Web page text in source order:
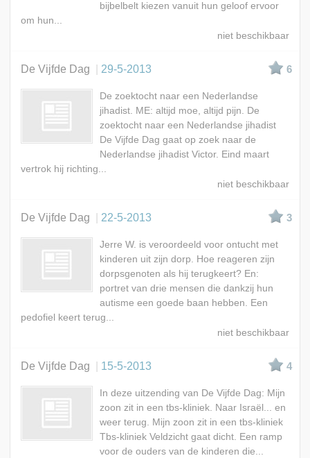
bijbelbelt kiezen vanuit hun geloof ervoor
om hun...
De Vijfde Dag 29-5-2013 6
De zoektocht naar een Nederlandse
jihadist. ME: altijd moe, altijd pijn. De
zoektocht naar een Nederlandse jihadist
De Vijfde Dag gaat op zoek naar de
Nederlandse jihadist Victor. Eind maart
vertrok hij richting...
De Vijfde Dag 22-5-2013 3
Jerre W. is veroordeeld voor ontucht met
kinderen uit zijn dorp. Hoe reageren zijn
dorpsgenoten als hij terugkeert? En:
portret van drie mensen die dankzij hun
autisme een goede baan hebben. Een
pedofiel keert terug...
De Vijfde Dag 15-5-2013 4
In deze uitzending van De Vijfde Dag: Mijn
zoon zit in een tbs-kliniek. Naar Israël... en
weer terug. Mijn zoon zit in een tbs-kliniek
Tbs-kliniek Veldzicht gaat dicht. Een ramp
voor de ouders van de kinderen die...